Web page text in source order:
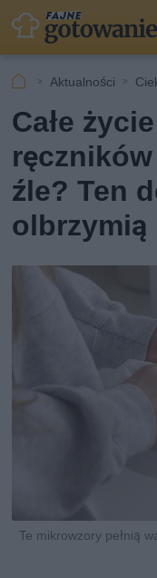
Aktualności
Całe
źle? Ten
olbrzymią
Te mikrowzory pełnią